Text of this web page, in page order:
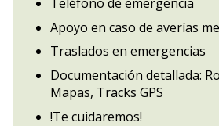
Apoyo en caso de averías
Traslados en emergencias
Documentación detallada:
Mapas, Tracks GPS
!Te cuidaremos!